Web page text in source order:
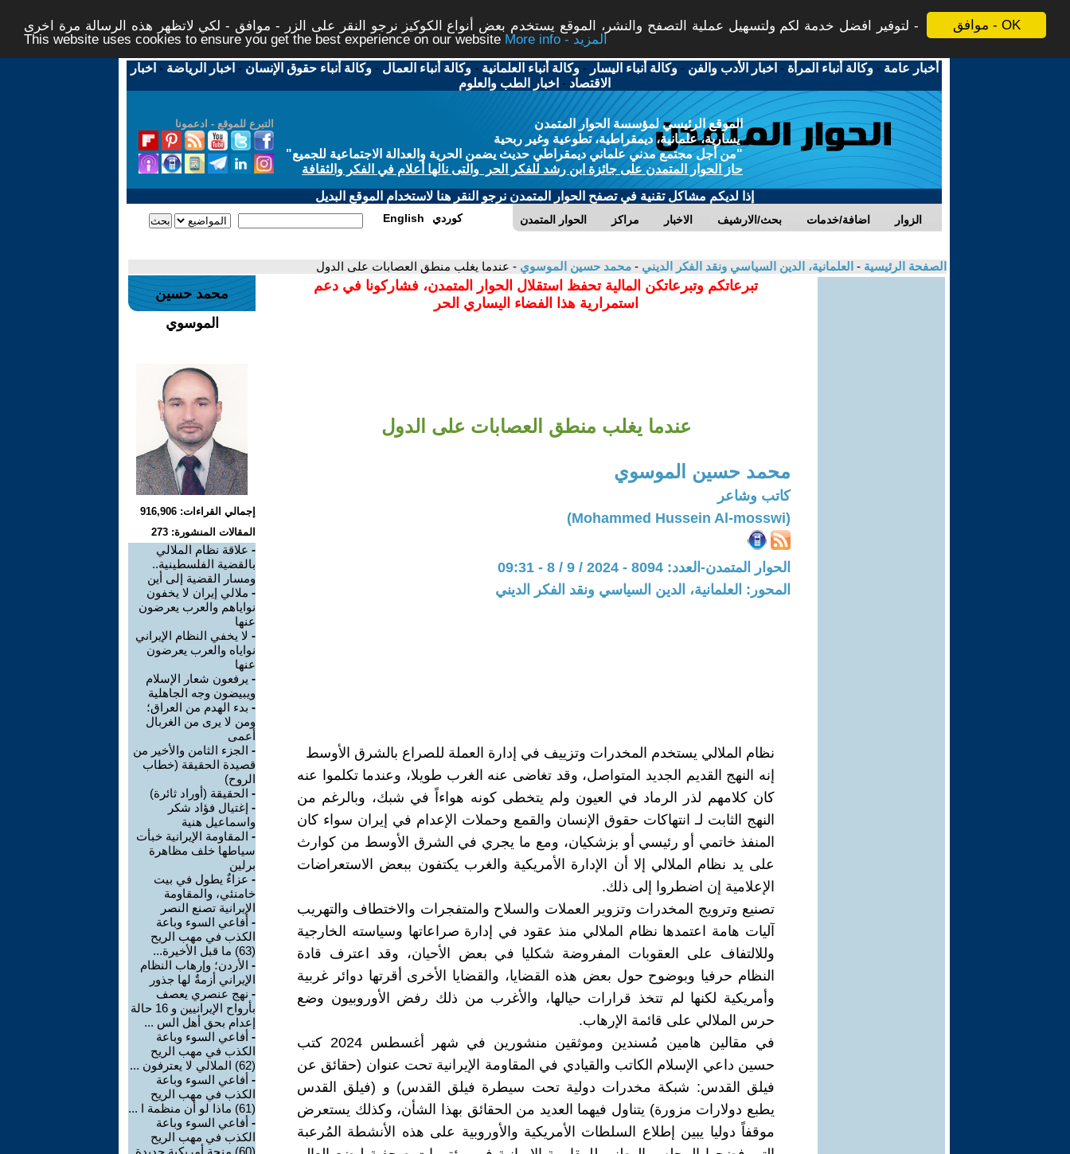
موافق - OK
لتوفير افضل خدمة لكم ولتسهيل عملية التصفح والنشر، الموقع يستخدم بعض أنواع الكوكيز نرجو النقر على الزر - موافق - لكي لاتظهر هذه الرسالة مرة اخرى -
This website uses cookies to ensure you get the best experience on our website
More info - المزيد
أخبار عامة -وكالة أنباء المرأة - اخبار الأدب والفن -وكالة أنباء اليسار -وكالة أنباء العلمانية -وكالة أنباء العمال -وكالة أنباء حقوق الإنسان - اخبار الرياضة - اخبار
الاقتصاد - اخبار الطب والعلوم
التبرع للموقع - ادعمونا
الموقع الرئيسي لمؤسسة الحوار المتمدن
يسارية، علمانية، ديمقراطية، تطوعية وغير ربحية
"من أجل مجتمع مدني علماني ديمقراطي حديث يضمن الحرية والعدالة الاجتماعية للجميع"
حاز الحوار المتمدن على جائزة ابن رشد للفكر الحر والتى نالها أعلام في الفكر والثقافة
إذا لديكم مشاكل تقنية في تصفح الحوار المتمدن نرجو النقر هنا لاستخدام الموقع البديل
الحوار المتمدن مراكز الاخبار بحث/الارشيف اضافة/خدمات الزوار English كوردي
الصفحة الرئيسية - العلمانية، الدين السياسي ونقد الفكر الديني - محمد حسين الموسوي - عندما يغلب منطق العصابات على الدول
تبرعاتكم وتبرعاتكن المالية تحفظ استقلال الحوار المتمدن، فشاركونا في دعم
استمرارية هذا الفضاء اليساري الحر
عندما يغلب منطق العصابات على الدول
محمد حسين الموسوي
كاتب وشاعر
(Mohammed Hussein Al-mosswi)
الحوار المتمدن-العدد: 8094 - 2024 / 9 / 8 - 09:31
المحور: العلمانية، الدين السياسي ونقد الفكر الديني
نظام الملالي يستخدم المخدرات وتزييف في إدارة العملة للصراع بالشرق الأوسط
إنه النهج القديم الجديد المتواصل، وقد تغاضى عنه الغرب طويلا، وعندما تكلموا عنه
كان كلامهم لذر الرماد في العيون ولم يتخطى كونه هواءاً في شبك، وبالرغم من
النهج الثابت لـ انتهاكات حقوق الإنسان والقمع وحملات الإعدام في إيران سواء كان
المنفذ خاتمي أو رئيسي أو بزشكيان، ومع ما يجري في الشرق الأوسط من كوارث
على يد نظام الملالي إلا أن الإدارة الأمريكية والغرب يكتفون ببعض الاستعراضات
الإعلامية إن اضطروا إلى ذلك.
تصنيع وترويج المخدرات وتزوير العملات والسلاح والمتفجرات والاختطاف والتهريب
آليات هامة اعتمدها نظام الملالي منذ عقود في إدارة صراعاتها وسياسته الخارجية
وللالتفاف على العقوبات المفروضة شكليا في بعض الأحيان، وقد اعترف قادة
النظام حرفيا وبوضوح حول بعض هذه القضايا، والقضايا الأخرى أقرتها دوائر غربية
وأمريكية لكنها لم تتخذ قرارات حيالها، والأغرب من ذلك رفض الأوروبيون وضع
حرس الملالي على قائمة الإرهاب.
في مقالين هامين مُسندين وموثقين منشورين في شهر أغسطس 2024 كتب
حسين داعي الإسلام الكاتب والقيادي في المقاومة الإيرانية تحت عنوان (حقائق عن
فيلق القدس: شبكة مخدرات دولية تحت سيطرة فيلق القدس) و (فيلق القدس
يطبع دولارات مزورة) يتناول فيهما العديد من الحقائق بهذا الشأن، وكذلك يستعرض
موقفاً دوليا يبين إطلاع السلطات الأمريكية والأوروبية على هذه الأنشطة المُرعبة
محمد حسين
الموسوي
إجمالي القراءات: 916,906
المقالات المنشورة: 273
- علاقة نظام الملالي
بالقضية الفلسطينية..
ومسار القضية إلى أين
- ملالي إيران لا يخفون
نواياهم والعرب يعرضون
عنها
- لا يخفي النظام الإيراني
نواياه والعرب يعرضون
عنها
- يرفعون شعار الإسلام
ويبيضون وجه الجاهلية
- بدء الهدم من العراق؛
ومن لا يرى من الغربال
أعمى
- الجزء الثامن والأخير من
قصيدة الحقيقة (خطاب
الروح)
- الحقيقة (أوراد ثائرة)
- إغتيال فؤاد شكر
واسماعيل هنية
- المقاومة الإيرانية خبأت
سياطها خلف مظاهرة
برلين
- عزاءٌ يطول في بيت
خامنئي، والمقاومة
الإيرانية تصنع النصر
- أفاعي السوء وباعة
الكذب في مهب الريح
(63) ما قبل الأخيرة...
- الأردن؛ وإرهاب النظام
الإيراني أزمةٌ لها جذور
- نهج عنصري يعصف
بأرواح الإيرانيين و 16 حالة
إعدام بحق أهل الس ...
- أفاعي السوء وباعة
الكذب في مهب الريح
(62) الملالي لا يعترفون ...
- أفاعي السوء وباعة
الكذب في مهب الريح
(61) ماذا لو أن منظمة ا ...
- أفاعي السوء وباعة
الكذب في مهب الريح
(60) منحة أمريكية جديدة